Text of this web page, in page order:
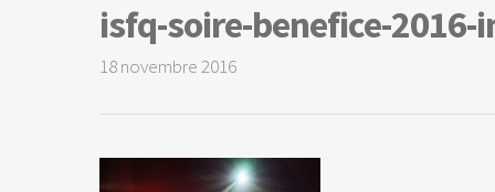
isfq-soire-benefice-2016-
18 novembre 2016